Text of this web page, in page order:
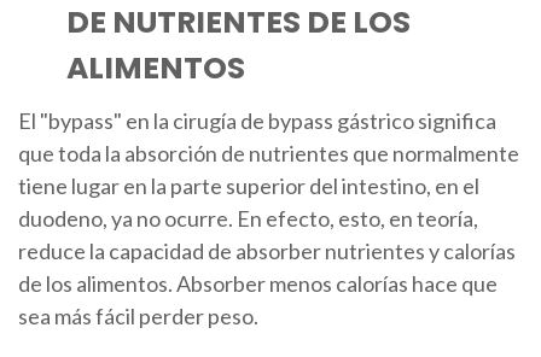
DE NUTRIENTES DE LOS
ALIMENTOS
El "bypass" en la cirugía de bypass gástrico significa
que toda la absorción de nutrientes que normalmente
tiene lugar en la parte superior del intestino, en el
duodeno, ya no ocurre. En efecto, esto, en teoría,
reduce la capacidad de absorber nutrientes y calorías
de los alimentos. Absorber menos calorías hace que
sea más fácil perder peso.